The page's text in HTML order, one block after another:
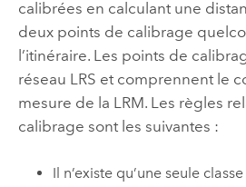
calibrées en calculant une
deux points de calibrage
l’itinéraire. Les points de
réseau LRS et comprennent le
mesure de la LRM. Les règles
calibrage sont les suivantes :
Il n’existe qu’une seule